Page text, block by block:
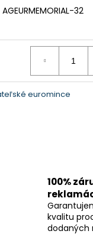
AGEURMEMORIAL-32
euromince
100%
kvalitu
dodaných